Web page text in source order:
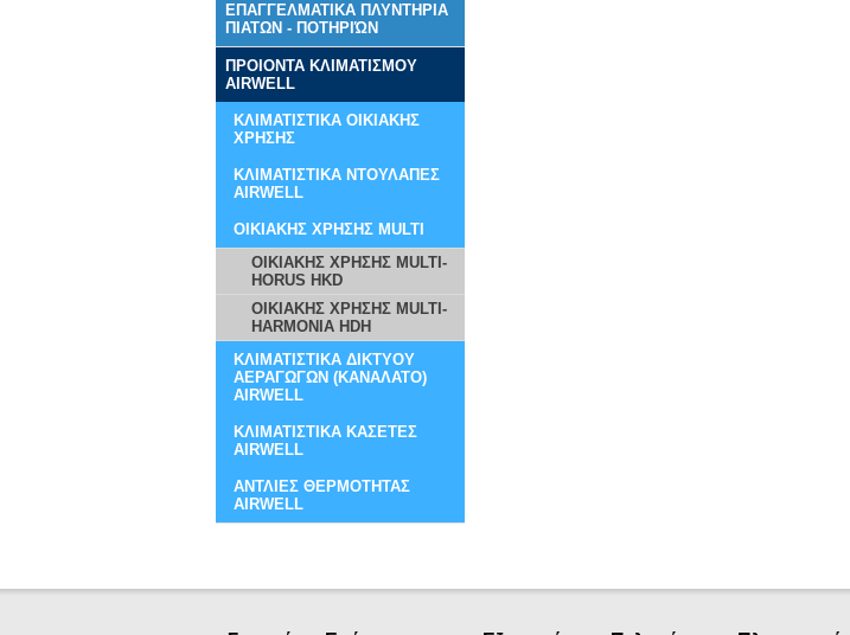
ΕΠΑΓΓΕΛΜΑΤΙΚΑ ΠΛΥΝΤΗΡΙΑ
ΠΙΑΤΩΝ - ΠΟΤΗΡΙΏΝ
ΠΡΟΙΟΝΤΑ ΚΛΙΜΑΤΙΣΜΟΥ
AIRWELL
ΚΛΙΜΑΤΙΣΤΙΚΑ ΟΙΚΙΑΚΗΣ
ΧΡΗΣΗΣ
ΚΛΙΜΑΤΙΣΤΙΚΑ ΝΤΟΥΛΑΠΕΣ
AIRWELL
ΟΙΚΙΑΚΗΣ ΧΡΗΣΗΣ MULTI
ΟΙΚΙΑΚΗΣ ΧΡΗΣΗΣ MULTI-
HORUS HKD
ΟΙΚΙΑΚΗΣ ΧΡΗΣΗΣ MULTI-
HARMONIA HDH
ΚΛΙΜΑΤΙΣΤΙΚΑ ΔΙΚΤΥΟΥ
ΑΕΡΑΓΩΓΩΝ (ΚΑΝΑΛΑΤΟ)
AIRWELL
ΚΛΙΜΑΤΙΣΤΙΚΑ ΚΑΣΕΤΕΣ
AIRWELL
ΑΝΤΛΙΕΣ ΘΕΡΜΟΤΗΤΑΣ
AIRWELL